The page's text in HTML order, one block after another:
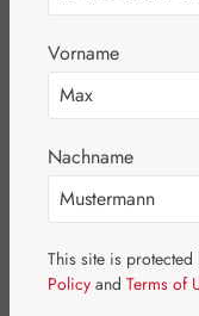
Bildergalerie
Vorname
Nachname
This site is protected
Policy and Terms of